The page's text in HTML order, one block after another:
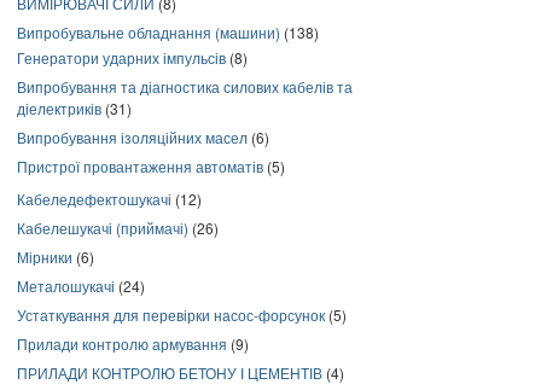
Випробувальне обладнання (машини) (138)
Генератори ударних імпульсів (8)
Випробування та діагностика силових кабелів та
діелектриків (31)
Випробування ізоляційних масел (6)
Пристрої провантаження автоматів (5)
Кабеледефектошукачі (12)
Кабелешукачі (приймачі) (26)
Мірники (6)
Металошукачі (24)
Устаткування для перевірки насос-форсунок (5)
Прилади контролю армування (9)
ПРИЛАДИ КОНТРОЛЮ БЕТОНУ І ЦЕМЕНТІВ (4)